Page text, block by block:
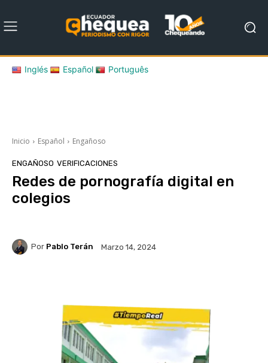
Inglés Español Português
Inicio Español Engañoso
ENGAÑOSO VERIFICACIONES
Redes de pornografía digital en
colegios
Por Pablo Terán Marzo 14, 2024